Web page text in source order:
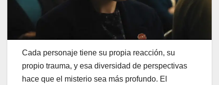
Cada personaje tiene su propia reacción, su
propio trauma, y esa diversidad de perspectivas
hace que el misterio sea más profundo. El